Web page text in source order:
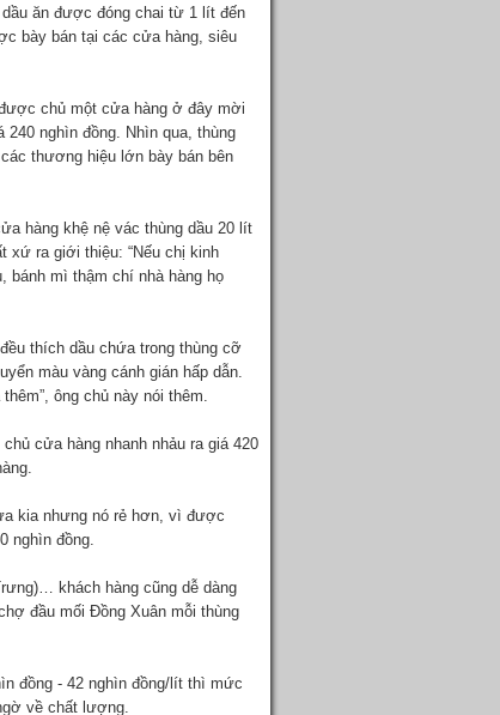
ăn được đóng chai từ 1 lít đến
bày bán tại các cửa hàng, siêu
chủ một cửa hàng ở đây mời
nghìn đồng. Nhìn qua, thùng
thương hiệu lớn bày bán bên
hàng khệ nệ vác thùng dầu 20 lít
xứ ra giới thiệu: “Nếu chị kinh
bánh mì thậm chí nhà hàng họ
thích dầu chứa trong thùng cỡ
màu vàng cánh gián hấp dẫn.
ông chủ này nói thêm.
cửa hàng nhanh nhảu ra giá 420
kia nhưng nó rẻ hơn, vì được
nghìn đồng.
khách hàng cũng dễ dàng
đầu mối Đồng Xuân mỗi thùng
đồng - 42 nghìn đồng/lít thì mức
về chất lượng.